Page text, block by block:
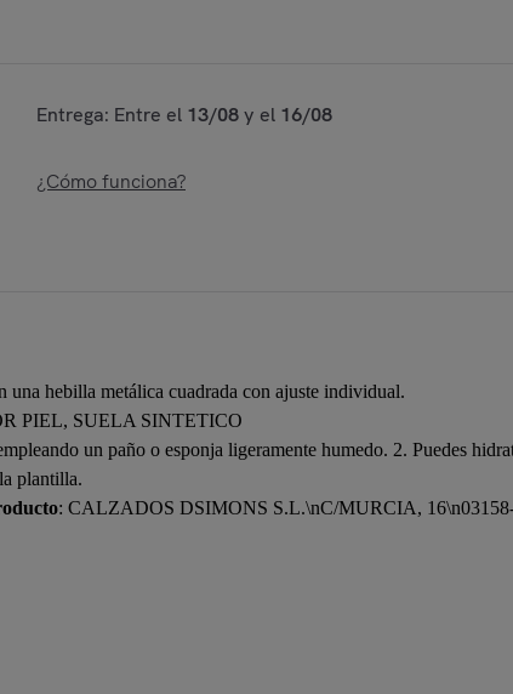
Entrega: Entre el 13/08y el 16/08
¿Cómo funciona?
una hebilla metálica cuadrada con ajuste individual.
PIEL, SUELA SINTETICO
un paño o esponja ligeramente humedo. 2. Puedes
plantilla.
: CALZADOS DSIMONS S.L.\nC/MURCIA,